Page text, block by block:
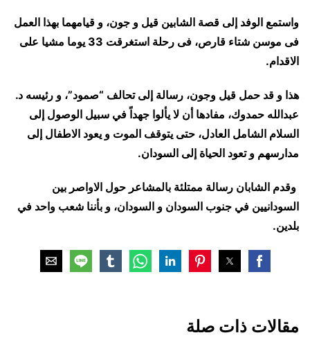
واستمع الوفد إلى قصة الشابين قيل و جون، و قيامهما بهذا العمل
فى موسن شتاء قارص، فى رحلة استغرقت 33 يوما مشيا على
الاقدام.
هذا و قد حمل قيل وجون، رسالة إلى تحالف “صمود”، و رئيسه د.
عبدالله حمدوك، مفادها أن لا يألوا جهداً في سبيل الوصول إلى
السلام الشامل العادل، حتى يتوقف الموت و يعود الاطفال إلى
مدارسهم و تعود الحياة إلى السودان.
وقدم الشابان رسالة ممتلئة بالمشاعر حول الاواصر بين
السودانيين في جنوب السودان و السودان، و بأننا شعب واحد في
بلدين.
مقالات ذات صلة